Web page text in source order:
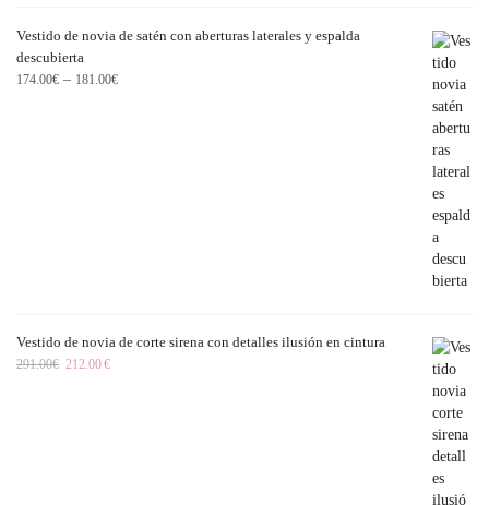
Vestido de novia de satén con aberturas laterales y espalda
descubierta
174.00€ – 181.00€
Vestido de novia de corte sirena con detalles ilusión en cintura
291.00€ 212.00€